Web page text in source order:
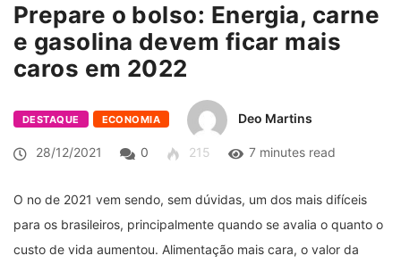
Prepare o bolso: Energia, carne
e gasolina devem ficar mais
caros em 2022
DESTAQUE ECONOMIA Deo Martins
28/12/2021 0 215 7 minutes read
O no de 2021 vem sendo, sem dúvidas, um dos mais difíceis
para os brasileiros, principalmente quando se avalia o quanto o
custo de vida aumentou. Alimentação mais cara, o valor da